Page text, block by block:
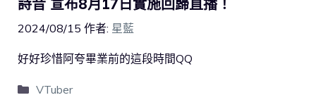
詩音 宣布8月17日實施回歸直播！
2024/08/15 作者: 星藍
好好珍惜阿夸畢業前的這段時間QQ
VTuber